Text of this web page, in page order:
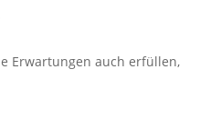
Erwartungen auch erfüllen,